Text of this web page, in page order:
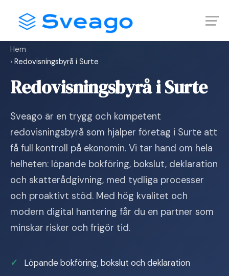
content
Hem
› Redovisningsbyrå i Surte
Redovisningsbyrå i Surte
Sveago är en trygg och kompetent
redovisningsbyrå som hjälper företag i Surte att
få full kontroll på ekonomin. Vi tar hand om hela
helheten: löpande bokföring, bokslut, deklaration
och skatterådgivning, med tydliga processer
och proaktivt stöd. Med hög kvalitet och
modern digital hantering får du en partner som
minskar risker och frigör tid.
Löpande bokföring, bokslut och deklaration